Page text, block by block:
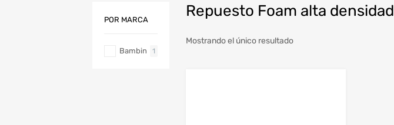
Repuesto Foam alta densidad
Mostrando el único resultado
POR MARCA
Bambin 1